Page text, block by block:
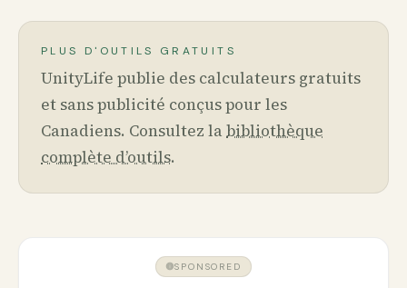
PLUS D'OUTILS GRATUITS
UnityLife publie des calculateurs gratuits
et sans publicité conçus pour les
Canadiens. Consultez la bibliothèque
complète d’outils.
SPONSORED